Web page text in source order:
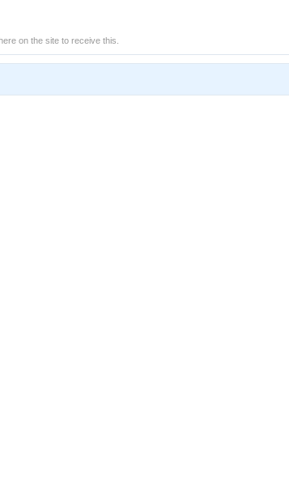
on the site to receive this.